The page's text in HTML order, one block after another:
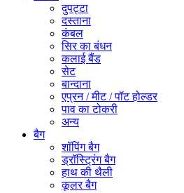
दुपट्टा
दस्ताना
कंबल
सिर का बंधन
कलाई बैंड
सेट
बान्दाना
एप्रन / मीट / पॉट होल्डर
पाव का टोकरी
अन्य
बैग
शॉपिंग बैग
ड्रॉस्ट्रिंग बैग
हाथ की थैली
कूलर बैग